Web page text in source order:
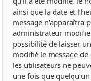
ainsi que la date et
message n’apparaîtra
administrateur modifie
possibilité de laisser
modifié le message
les utilisateurs ne
une fois que